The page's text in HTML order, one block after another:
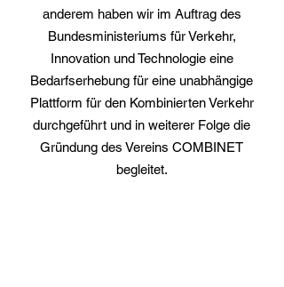
anderem haben wir im Auftrag des
Bundesministeriums für Verkehr,
Innovation und Technologie eine
Bedarfserhebung für eine unabhängige
Plattform für den Kombinierten Verkehr
durchgeführt und in weiterer Folge die
Gründung des Vereins COMBINET
begleitet.